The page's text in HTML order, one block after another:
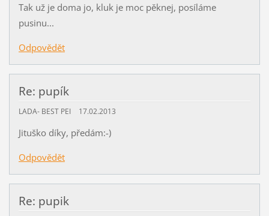
Tak už je doma jo, kluk je moc pěknej, posíláme
pusinu...
Odpovědět
Re: pupík
LADA- BEST PEI 17.02.2013
Jituško díky, předám:-)
Odpovědět
Re: pupik